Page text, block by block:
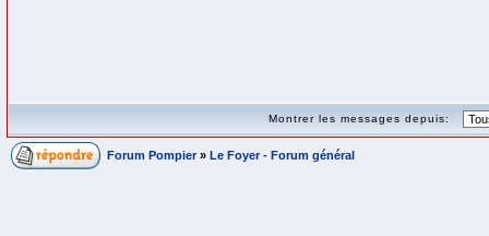
Montrer les messages depuis:
Forum Pompier » Le Foyer - Forum général